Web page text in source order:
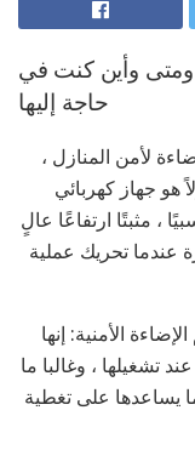
وأين كنت في
حاجة إليها
لأمن المنازل ،
هو جهاز كهربائي
، مثبتًا ارتفاعًا عالٍ
عندما تحريك عملية
الأمنية: إنها
تشغيلها ، وغالبا ما
يساعدها على تغطية